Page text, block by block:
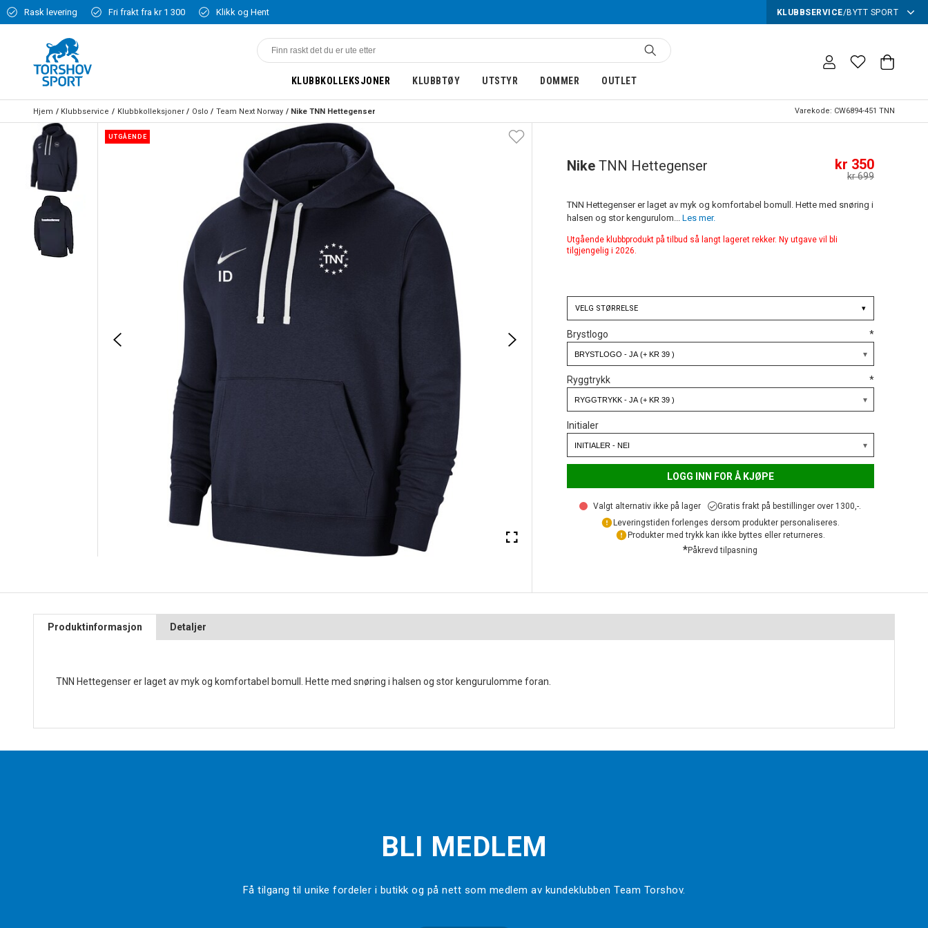
Rask levering Fri frakt fra kr 1 300 Klikk og Hent KLUBBSERVICE/BYTT SPORT
KLUBBKOLLEKSJONER KLUBBTØY UTSTYR DOMMER OUTLET
Hjem Klubbservice Klubbkolleksjoner Oslo Team Next Norway Nike TNN Hettegenser Varekode: CW6894-451 TNN
UTGÅENDE
Nike TNN Hettegenser kr 350
kr 699
TNN Hettegenser er laget av myk og komfortabel bomull. Hette med snøring i
halsen og stor kengurulom... Les mer.
Utgående klubbprodukt på tilbud så langt lageret rekker. Ny utgave vil bli
tilgjengelig i 2026.
VELG STØRRELSE ▾
Brystlogo *
Ryggtrykk *
Initialer
LOGG INN FOR Å KJØPE
Valgt alternativ ikke på lager
Gratis frakt på bestillinger over 1300,-.
Leveringstiden forlenges dersom produkter personaliseres.
Produkter med trykk kan ikke byttes eller returneres.
*Påkrevd tilpasning
Produktinformasjon Detaljer
TNN Hettegenser er laget av myk og komfortabel bomull. Hette med snøring i halsen og stor kengurulomme foran.
BLI MEDLEM
Få tilgang til unike fordeler i butikk og på nett som medlem av kundeklubben Team Torshov.